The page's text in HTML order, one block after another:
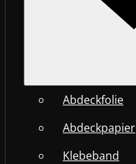
Abdeckfolie
Abdeckpapier
Klebeband